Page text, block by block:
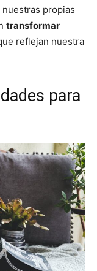
propias
transformar
reflejan nuestra
para